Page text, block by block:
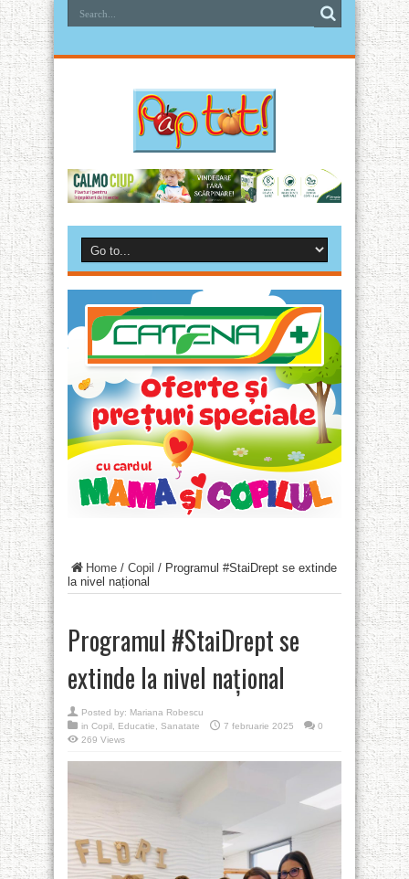
Home / Copil / Programul #StaiDrept se extinde
la nivel național
Programul #StaiDrept se
extinde la nivel național
Posted by: Mariana Robescu
in Copil Educatie Sanatate 7 februarie 2025
0
269 Views